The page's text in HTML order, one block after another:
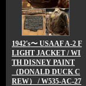
1942's〜 USAAF A-2 F
LIGHT JACKET / WI
TH DISNEY PAINT
（DONALD DUCK C
REW） / W535-AC-27